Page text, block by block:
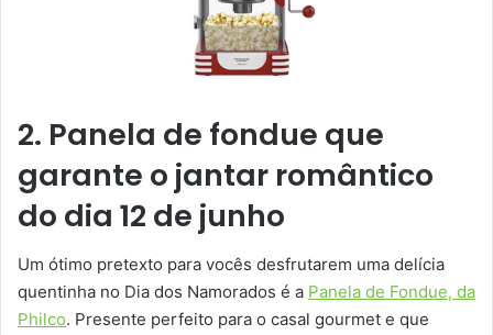
2. Panela de fondue que
garante o jantar romântico
do dia 12 de junho
Um ótimo pretexto para vocês desfrutarem uma delícia
quentinha no Dia dos Namorados é a Panela de Fondue, da
Philco. Presente perfeito para o casal gourmet e que